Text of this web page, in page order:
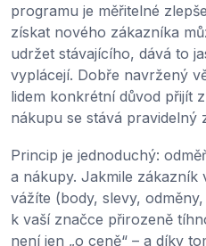
programu je měřitelné
získat nového zákazníka
udržet stávajícího, dává to
vyplácejí. Dobře navržený
lidem konkrétní důvod přijít
nákupu se stává pravidelný
Princip je jednoduchý:
a nákupy. Jakmile zákazník
vážíte (body, slevy,
k vaší značce přirozeně
není jen „o ceně“ – a díky